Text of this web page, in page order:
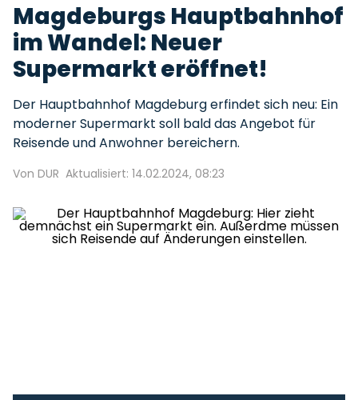
Magdeburgs Hauptbahnhof
im Wandel: Neuer
Supermarkt eröffnet!
Der Hauptbahnhof Magdeburg erfindet sich neu: Ein
moderner Supermarkt soll bald das Angebot für
Reisende und Anwohner bereichern.
Von DUR Aktualisiert: 14.02.2024, 08:23